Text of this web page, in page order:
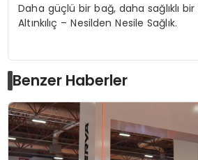
Daha güçlü bir bağ, daha sağlıklı
Altınkılıç – Nesilden Nesile Sağlık.
Benzer Haberler